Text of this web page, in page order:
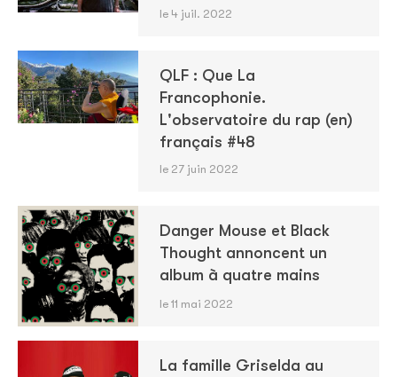
le 4 juil. 2022
QLF : Que La
Francophonie.
L'observatoire du rap (en)
français #48
le 27 juin 2022
Danger Mouse et Black
Thought annoncent un
album à quatre mains
le 11 mai 2022
La famille Griselda au